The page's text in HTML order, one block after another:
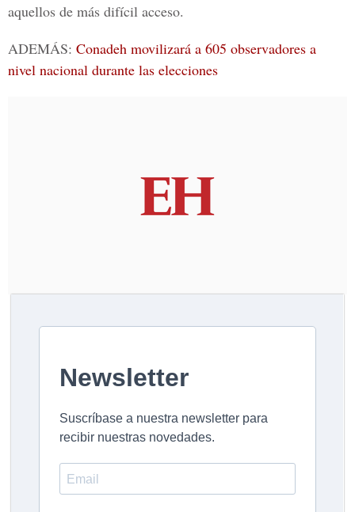
aquellos de más difícil acceso.
ADEMÁS: Conadeh movilizará a 605 observadores a
nivel nacional durante las elecciones